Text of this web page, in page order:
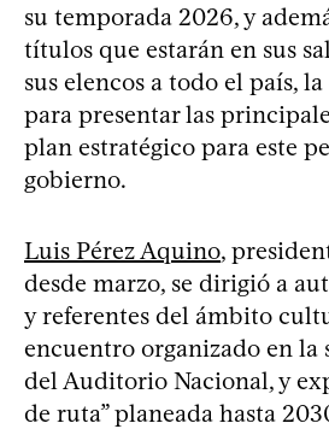
su temporada 2026, y
títulos que estarán en sus
sus elencos a todo el país,
para presentar las
plan estratégico para este
gobierno.
Luis Pérez Aquino,
desde marzo, se dirigió a
y referentes del ámbito
encuentro organizado en la
del Auditorio Nacional, y
de ruta” planeada hasta